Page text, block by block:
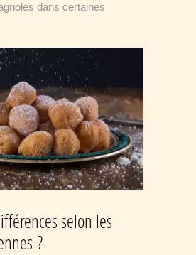
dans certaines
selon les
?